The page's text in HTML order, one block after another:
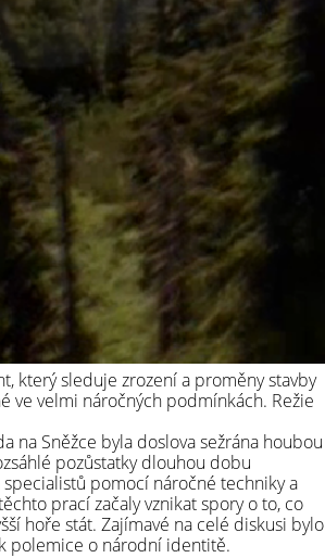
který sleduje zrození a proměny stavby
ve velmi náročných podmínkách. Režie
na Sněžce byla doslova sežrána houbou
pozůstatky dlouhou dobu
pomocí náročné techniky a
prací začaly vznikat spory o to, co
hoře stát. Zajímavé na celé diskusi bylo
polemice o národní identitě.